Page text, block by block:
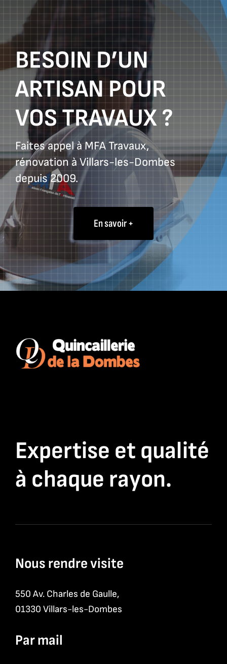
BESOIN D’UN
ARTISAN POUR
VOS TRAVAUX ?
Faites appel à MFA Travaux,
rénovation à Villars-les-Dombes
depuis 2009.
En savoir +
Expertise et qualité
à chaque rayon.
Nous rendre visite
550 Av. Charles de Gaulle,
01330 Villars-les-Dombes
Par mail